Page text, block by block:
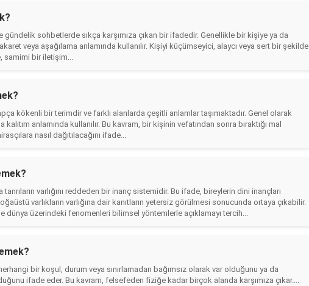
gündelik sohbetlerde sıkça karşımıza çıkan bir ifadedir. Genellikle bir kişiye ya da
veya aşağılama anlamında kullanılır. Kişiyi küçümseyici, alaycı veya sert bir şekilde
samimi bir iletişim...
kökenli bir terimdir ve farklı alanlarda çeşitli anlamlar taşımaktadır. Genel olarak
anlamında kullanılır. Bu kavram, bir kişinin vefatından sonra bıraktığı mal
nasıl dağıtılacağını ifade...
tanrıların varlığını reddeden bir inanç sistemidir. Bu ifade, bireylerin dini inançları
varlıkların varlığına dair kanıtların yetersiz görülmesi sonucunda ortaya çıkabilir.
dünya üzerindeki fenomenleri bilimsel yöntemlerle açıklamayı tercih...
bir koşul, durum veya sınırlamadan bağımsız olarak var olduğunu ya da
ifade eder. Bu kavram, felsefeden fiziğe kadar birçok alanda karşımıza çıkar....